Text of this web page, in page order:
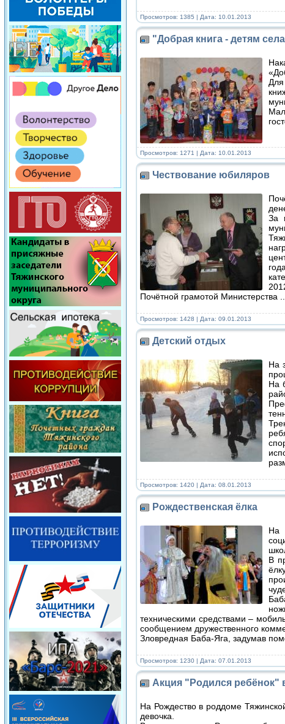
Просмотров: 1385 | Дата: 10.01.2013
"Добрая книга - детям
Просмотров: 1271 | Дата: 10.01.2013
Чествование юбиляров
За
Почётной грамотой Министерства
Просмотров: 1428 | Дата: 09.01.2013
Детский отдых
На
На
Просмотров: 1420 | Дата: 08.01.2013
Рождественская ёлка
На
В
техническими средствами –
сообщением дружественного
Зловредная Баба-Яга, задумав
Просмотров: 1230 | Дата: 07.01.2013
Акция "Родился ребёнок"
На Рождество в роддоме
девочка.